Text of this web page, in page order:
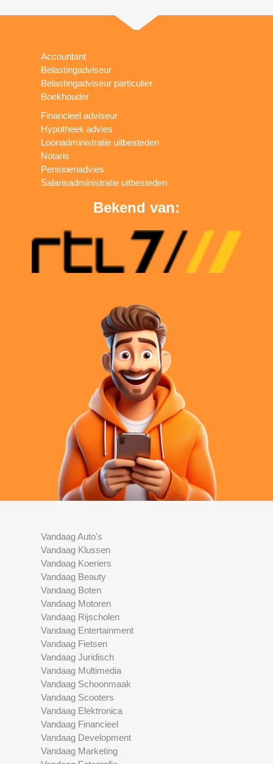
Accountant
Belastingadviseur
Belastingadviseur particulier
Boekhouder
Financieel adviseur
Hypotheek advies
Loonadministratie uitbesteden
Notaris
Pensioenadvies
Salarisadministratie uitbesteden
Bekend van:
Vandaag Auto's
Vandaag Klussen
Vandaag Koeriers
Vandaag Beauty
Vandaag Boten
Vandaag Motoren
Vandaag Rijscholen
Vandaag Entertainment
Vandaag Fietsen
Vandaag Juridisch
Vandaag Multimedia
Vandaag Schoonmaak
Vandaag Scooters
Vandaag Elektronica
Vandaag Financieel
Vandaag Development
Vandaag Marketing